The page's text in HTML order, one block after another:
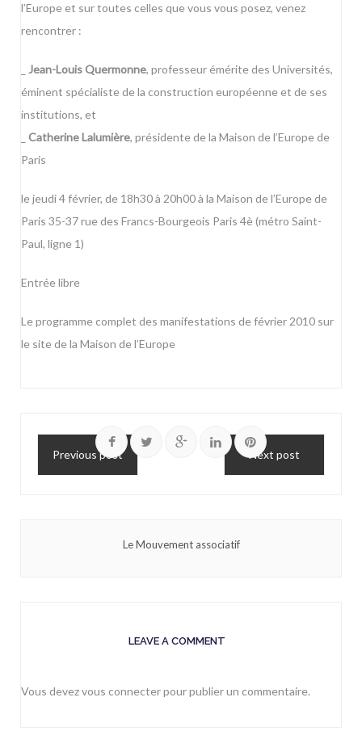
l’Europe et sur toutes celles que vous vous posez, venez
rencontrer :
Jean-Louis Quermonne, professeur émérite des Universités,
éminent spécialiste de la construction européenne et de ses
institutions, et
Catherine Lalumière, présidente de la Maison de l’Europe de
Paris
le jeudi 4 février, de 18h30 à 20h00 à la Maison de l’Europe de
Paris 35-37 rue des Francs-Bourgeois Paris 4è (métro Saint-
Paul, ligne 1)
Entrée libre
Le programme complet des manifestations de février 2010 sur
le site de la Maison de l’Europe
Previous post Next post
Le Mouvement associatif
LEAVE A COMMENT
Vous devezvous connecterpour publier un commentaire.